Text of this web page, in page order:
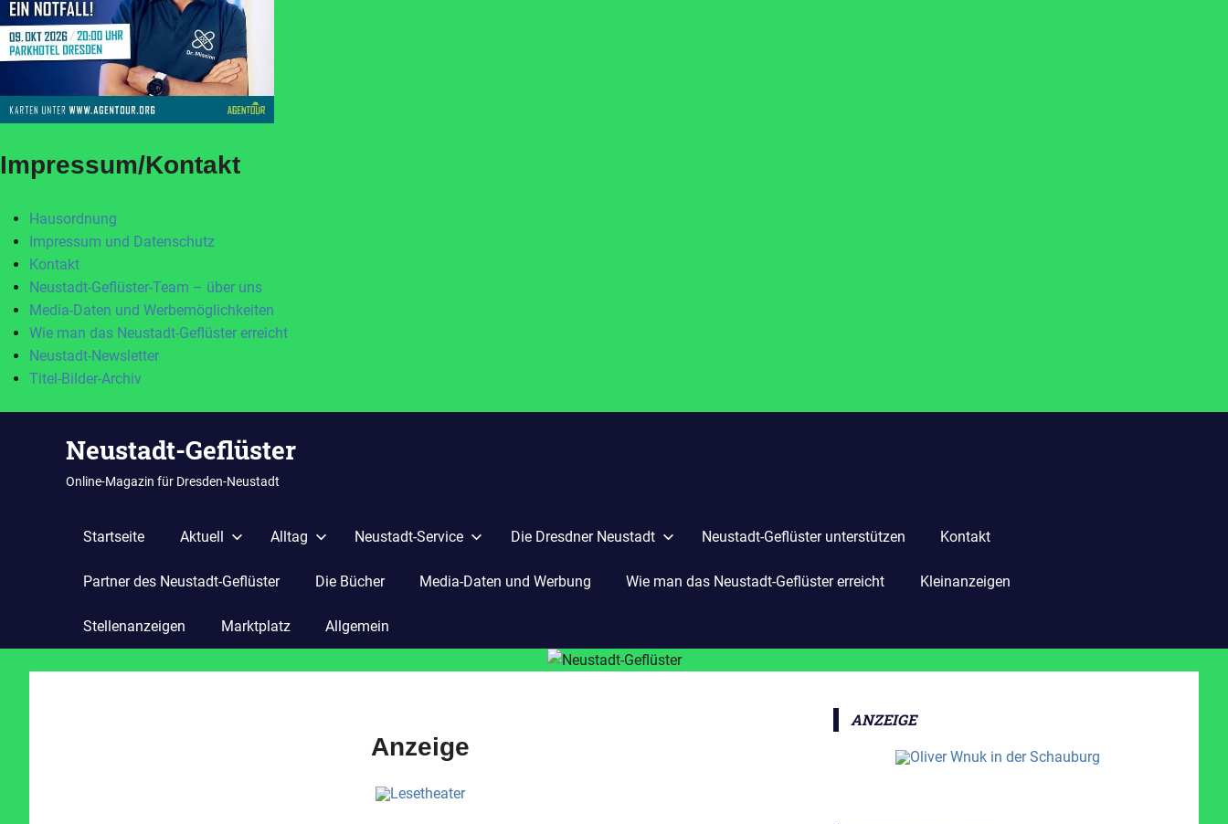
Impressum/Kontakt
Hausordnung
Impressum und Datenschutz
Kontakt
Neustadt-Geflüster-Team – über uns
Media-Daten und Werbemöglichkeiten
Wie man das Neustadt-Geflüster erreicht
Neustadt-Newsletter
Titel-Bilder-Archiv
Neustadt-Geflüster
Online-Magazin für Dresden-Neustadt
Startseite Aktuell Alltag Neustadt-Service Die Dresdner Neustadt Neustadt-Geflüster unterstützen Kontakt
Partner des Neustadt-Geflüster Die Bücher Media-Daten und Werbung Wie man das Neustadt-Geflüster erreicht Kleinanzeigen
Stellenanzeigen Marktplatz Allgemein
Anzeige
ANZEIGE